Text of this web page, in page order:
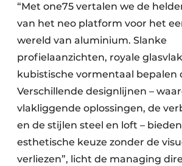
“Met one75 vertalen we de
van het neo platform voor het
wereld van aluminium. Slanke
profielaanzichten, royale
kubistische vormentaal bepalen
Verschillende designlijnen –
vlakliggende oplossingen, de
en de stijlen steel en loft –
esthetische keuze zonder de
verliezen”, licht de managing